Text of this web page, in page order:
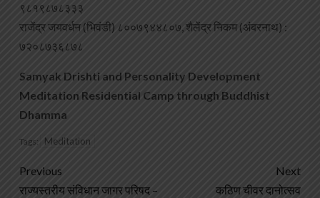
९८१९८७८३३३
राजेंद्र जयवर्धन (भिवंडी) ८००७९४४८०७, शैलेंद्र निकम (अंबरनाथ) :
७२०८७३६८७८
Samyak Drishti and Personality Development
Meditation Residential Camp through Buddhist
Dhamma
Tags: Meditation
Previous
राज्यस्तरीय संविधान जागर परिषद –
Next
कठिण चीवर दानोत्सव